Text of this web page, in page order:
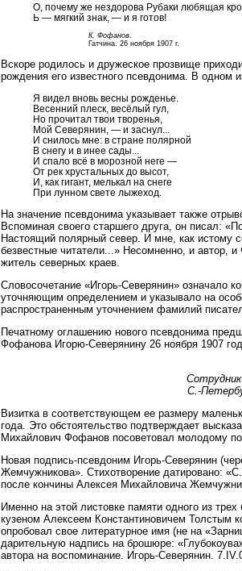
О, почему же нездорова Рубаки любящая
Ь — мягкий знак, — и я готов!
К. Фофанов.
Гатчина. 26 ноября 1907 г.
Вскоре родилось и дружеское прозвище
рождения его известного псевдонима. В одном
Я видел вновь весны рожденье.
Весенний плеск, весёлый гул,
Но прочитал твои творенья,
Мой Северянин, — и заснул...
И снилось мне: в стране полярной
В снегу и в инее сады...
И спало всё в морозной неге —
От рек хрустальных до высот,
И, как гигант, мелькал на снеге
При лунном свете лыжеход.
На значение псевдонима указывает также
Вспоминая своего старшего друга, он писал:
Настоящий полярный север. И мне, как истому
безвестные читатели...» Несомненно, и автор,
житель северных краев.
Словосочетание «Игорь-Северянин» означало
уточняющим определением и указывало на
распространенным уточнением фамилий
Печатному оглашению нового псевдонима
Фофанова Игорю-Северянину 26 ноября 1907
С.-
Визитка в соответствующем ее размеру
года. Это обстоятельство подтверждает
Михайлович Фофанов посоветовал молодому
Новая подпись-псевдоним Игорь-Северянин
Жемчужникова». Стихотворение датировано:
после кончины Алексея Михайловича
Именно на этой листовке памяти одного из
кузеном Алексеем Константиновичем Толстым
опробовал свое литературное имя (не на
дарительную надпись на брошюре:
автора на воспоминание. Игорь-Северянин.